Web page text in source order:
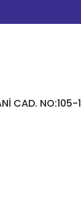
CAD. NO:105-1